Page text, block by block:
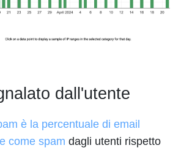
dall'utente
è la percentuale di email
come spam dagli utenti rispetto